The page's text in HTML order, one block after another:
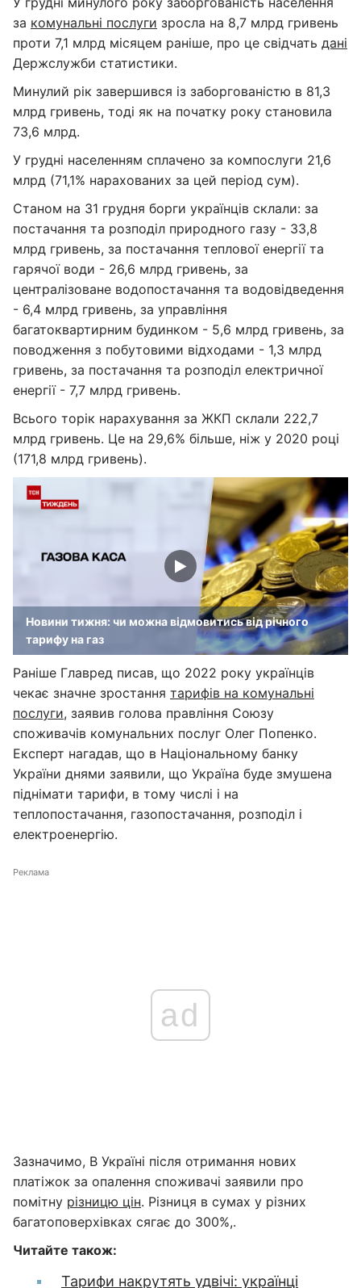
за комунальні послуги зросла на 8,7 млрд гривень
проти 7,1 млрд місяцем раніше, про це свідчать дані
Держслужби статистики.
Минулий рік завершився із заборгованістю в 81,3
млрд гривень, тоді як на початку року становила
73,6 млрд.
У грудні населенням сплачено за компослуги 21,6
млрд (71,1% нарахованих за цей період сум).
Станом на 31 грудня борги українців склали: за
постачання та розподіл природного газу - 33,8
млрд гривень, за постачання теплової енергії та
гарячої води - 26,6 млрд гривень, за
централізоване водопостачання та водовідведення
- 6,4 млрд гривень, за управління
багатоквартирним будинком - 5,6 млрд гривень, за
поводження з побутовими відходами - 1,3 млрд
гривень, за постачання та розподіл електричної
енергії - 7,7 млрд гривень.
Всього торік нарахування за ЖКП склали 222,7
млрд гривень. Це на 29,6% більше, ніж у 2020 році
(171,8 млрд гривень).
Новини тижня: чи можна відмовитись від річного
тарифу на газ
Раніше Главред писав, що 2022 року українців
чекає значне зростання тарифів на комунальні
послуги, заявив голова правління Союзу
споживачів комунальних послуг Олег Попенко.
Експерт нагадав, що в Національному банку
України днями заявили, що Україна буде змушена
піднімати тарифи, в тому числі і на
теплопостачання, газопостачання, розподіл і
електроенергію.
Реклама
ad
Зазначимо, В Україні після отримання нових
платіжок за опалення споживачі заявили про
помітну різницю цін. Різниця в сумах у різних
багатоповерхівках сягає до 300%,.
Читайте також:
Тарифи накрутять удвічі: українці